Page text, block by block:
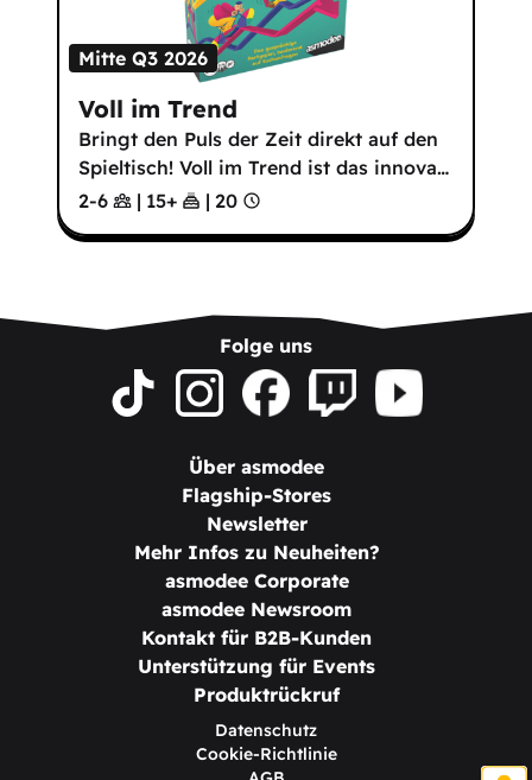
Mitte Q3 2026
Voll im Trend
Bringt den Puls der Zeit direkt auf den
Spieltisch! Voll im Trend ist das innova…
2-6
| 15+ | 20
Folge uns
Über asmodee
Flagship-Stores
Newsletter
Mehr Infos zu Neuheiten?
asmodee Corporate
asmodee Newsroom
Kontakt für B2B-Kunden
Unterstützung für Events
Produktrückruf
Datenschutz
Cookie-Richtlinie